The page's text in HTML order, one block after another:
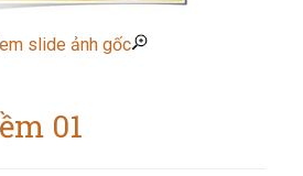
slide ảnh gốc
01